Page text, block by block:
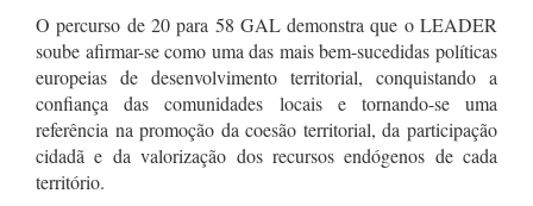
O percurso de 20 para 58 GAL demonstra que o LEADER
soube afirmar-se como uma das mais bem-sucedidas políticas
europeias de desenvolvimento territorial, conquistando a
confiança das comunidades locais e tornando-se uma
referência na promoção da coesão territorial, da participação
cidadã e da valorização dos recursos endógenos de cada
território.